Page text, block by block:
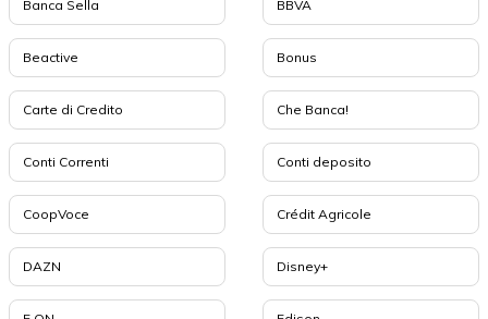
Banca Sella BBVA
Beactive Bonus
Carte di Credito Che Banca!
Conti Correnti Conti deposito
CoopVoce Crédit Agricole
DAZN Disney+